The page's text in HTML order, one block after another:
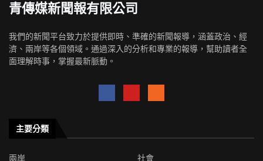
青傳媒新聞報有限公司
我們的新聞平台致力於提供即時、準確的新聞報導，涵蓋政治、經
濟、兩岸等各個領域。通過深入的分析和專業的報導，幫助讀者全
面理解時事，掌握最新脈動。
主要分類
兩岸
社會